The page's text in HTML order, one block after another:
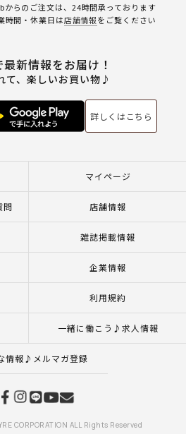
らのご注文は、24時間承っております
時間・休業日は店舗情報をご覧ください
新情報をお届け！
て、楽しいお買い物♪
詳しくはこちら
マイページ
問 店舗情報
雑誌掲載情報
企業情報
利用規約
一緒に働こう♪求人情報
情報♪メルマガ登録
CORPORATION ALL Rights Reserved